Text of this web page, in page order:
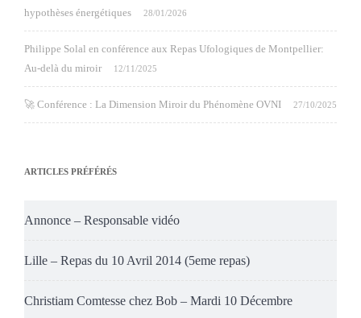
hypothèses énergétiques
28/01/2026
Philippe Solal en conférence aux Repas Ufologiques de Montpellier:
Au-delà du miroir
12/11/2025
🚀 Conférence : La Dimension Miroir du Phénomène OVNI 27/10/2025
ARTICLES PRÉFÉRÉS
Annonce – Responsable vidéo
Lille – Repas du 10 Avril 2014 (5eme repas)
Christiam Comtesse chez Bob – Mardi 10 Décembre